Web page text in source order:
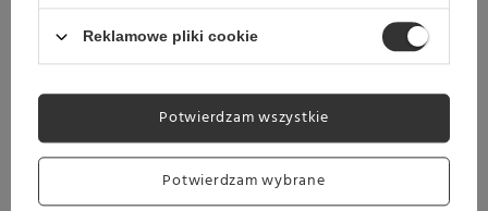
Reklamowe pliki cookie
Potwierdzam wybrane
Potwierdzam wszystkie